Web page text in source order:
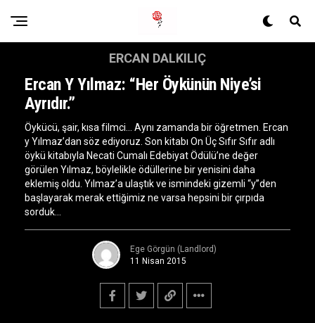
ERCAN DALKILIÇ
Ercan Y Yılmaz: “Her Öykünün Niye’si
Ayrıdır.”
Öykücü, şair, kısa filmci… Aynı zamanda bir öğretmen. Ercan
y Yılmaz’dan söz ediyoruz. Son kitabı On Üç Sıfır Sıfır adlı
öykü kitabıyla Necati Cumalı Edebiyat Ödülü’ne değer
görülen Yılmaz, böylelikle ödüllerine bir yenisini daha
eklemiş oldu. Yılmaz’a ulaştık ve ismindeki gizemli “y”den
başlayarak merak ettiğimiz ne varsa hepsini bir çırpıda
sorduk…
Ege Görgün (Landlord)
11 Nisan 2015